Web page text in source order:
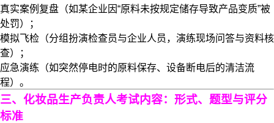
真实案例复盘（如某企业因“原料未按规定储存导致产品变质”被
处罚）；
模拟飞检（分组扮演检查员与企业人员，演练现场问答与资料核
查）；
应急演练（如突然停电时的原料保存、设备断电后的清洁流
程）。
三、化妆品生产负责人考试内容：形式、题型与评分
标准